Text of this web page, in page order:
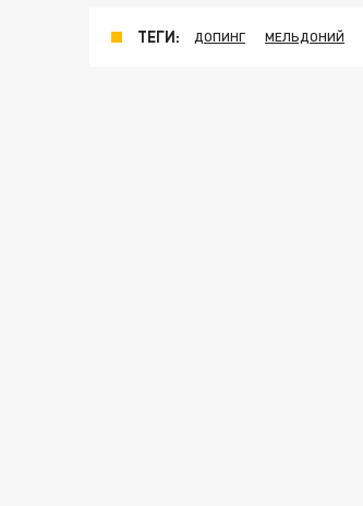
ТЕГИ: ДОПИНГ МЕЛЬДОНИЙ